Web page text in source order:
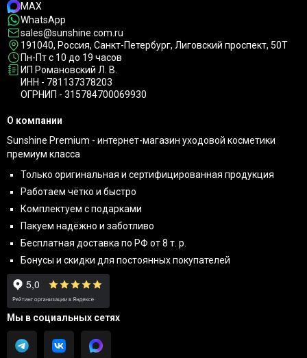
MAX
WhatsApp
sales@sunshine.com.ru
191040, Россия, Санкт-Петербург, Лиговский проспект, 50Т
Пн-Пт с 10 до 19 часов
ИП Романовский Л. В.
ИНН - 781137378203
ОГРНИП - 315784700069930
О компании
Sunshine Premium - интернет-магазин уходовой косметики
премиум класса
Только оригинальная и сертифицированная продукция
Работаем чётко и быстро
Комплектуем с подарками
Пакуем надёжно и заботливо
Бесплатная доставка по РФ от 8 т. р.
Бонусы и скидки для постоянных покупателей
Мы в социальных сетях